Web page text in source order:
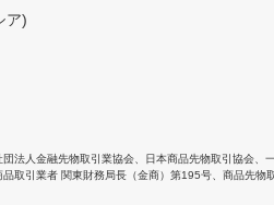
ア)
団法人金融先物取引業協会 日本商品先物取引協会
取引業者 関東財務局長（金商）第195号、商品先物